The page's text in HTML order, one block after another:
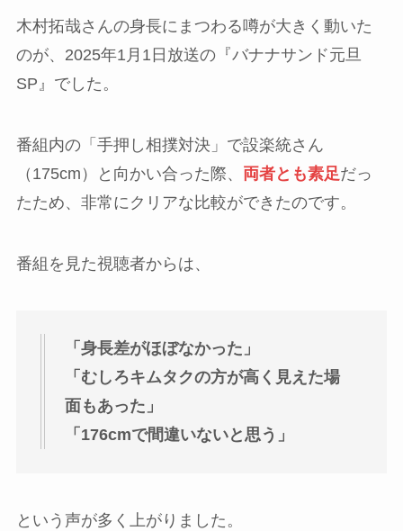
木村拓哉さんの身長にまつわる噂が大きく動いた
のが、2025年1月1日放送の『バナナサンド元旦
SP』でした。
番組内の「手押し相撲対決」で設楽統さん
（175cm）と向かい合った際、 両者とも素足だっ
たため、非常にクリアな比較ができたのです。
番組を見た視聴者からは、
「身長差がほぼなかった」
「むしろキムタクの方が高く見えた場
面もあった」
「176cmで間違いないと思う」
という声が多く上がりました。